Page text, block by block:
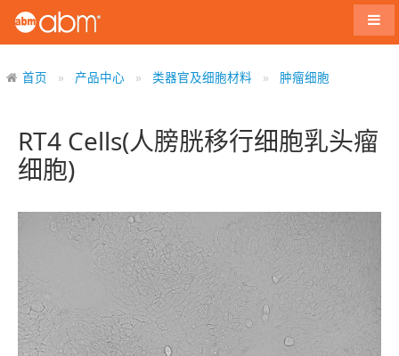
导
首页 产品中心 类器官及细胞材料 肿瘤细胞
RT4 Cells(人膀胱移行细胞乳头瘤
细胞)